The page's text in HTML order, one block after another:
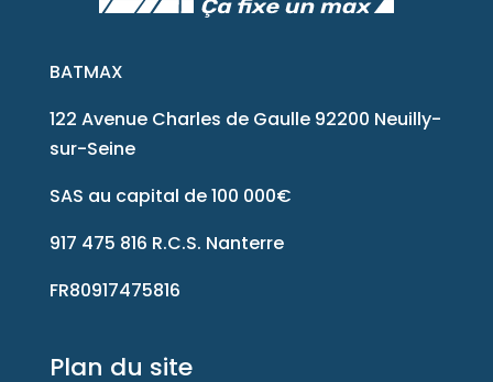
BATMAX
122 Avenue Charles de Gaulle 92200 Neuilly-
sur-Seine
SAS au capital de 100 000€
917 475 816 R.C.S. Nanterre
FR80917475816
Plan du site